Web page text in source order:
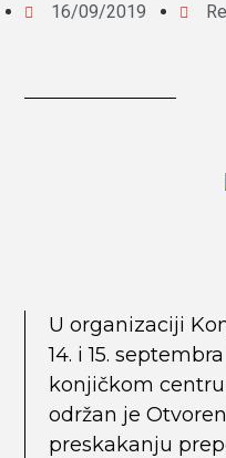
16/09/2019
U organizaciji
14. i 15.
konjičkom
održan je
preskakanju